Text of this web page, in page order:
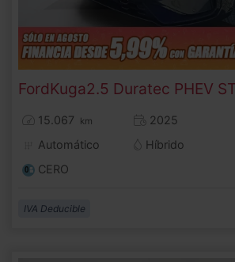
FordKuga
15.067 km
2025
Automático
Híbrido
CERO
IVA Deducible